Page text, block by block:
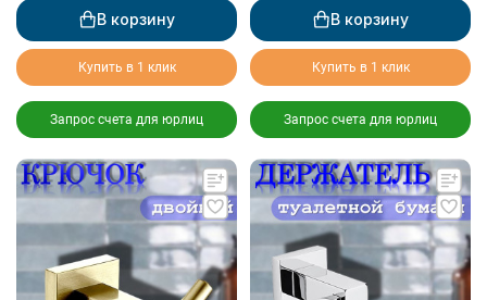
В корзину
Купить в 1 клик
Запрос счета для юрлиц
В корзину
Купить в 1 клик
Запрос счета для юрлиц